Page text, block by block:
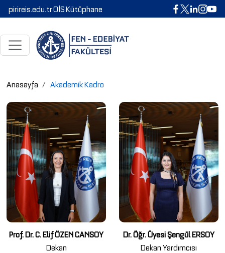
pirireis.edu.trOİSKütüphane
Anasayfa Akademik Kadro
Prof. Dr. C. Elif ÖZEN CANSOY
Dekan
Dr. Öğr. Üyesi Şengül ERSOY
Dekan Yardımcısı